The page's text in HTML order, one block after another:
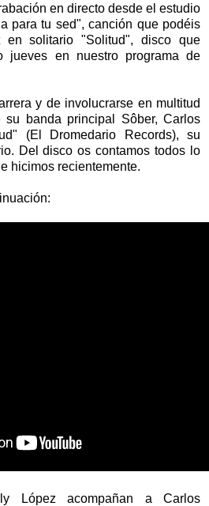
en directo desde el estudio
para tu sed", canción que podéis
en solitario "Solitud", disco que
jueves en nuestro programa de
y de involucrarse en multitud
su banda principal Sôber, Carlos
(El Dromedario Records), su
Del disco os contamos todos lo
hicimos recientemente.
López acompañan a Carlos